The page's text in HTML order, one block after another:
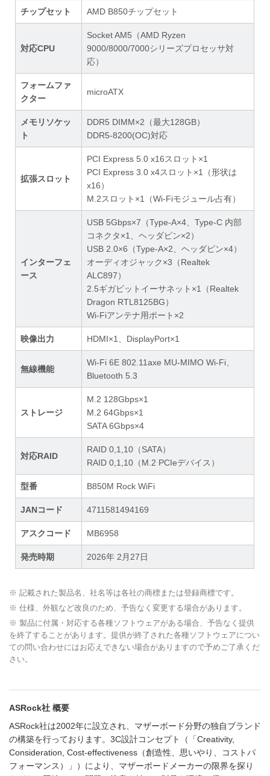
チップセット AMD B850チップセット
対応CPU
Socket AM5（AMD Ryzen
9000/8000/7000シリーズプロセッサ対
応）
フォームファ
クター
microATX
メモリソケッ
ト
DDR5 DIMM×2（最大128GB）
DDR5-8200(OC)対応
拡張スロット
PCI Express 5.0 x16スロット×1
PCI Express 3.0 x4スロット×1（形状は
x16）
M.2スロット×1（Wi-Fiモジュール占有）
インターフェ
ース
USB 5Gbps×7（Type-A×4、Type-C 内部
コネクタ×1、ヘッダピン×2）
USB 2.0×6（Type-A×2、ヘッダピン×4）
オーディオジャック×3（Realtek
ALC897）
2.5ギガビットイーサネット×1（Realtek
Dragon RTL8125BG）
Wi-Fiアンテナ用ポート×2
映像出力 HDMI×1、DisplayPort×1
無線機能
Wi-Fi 6E 802.11axe MU-MIMO Wi-Fi、
Bluetooth 5.3
ストレージ
M.2 128Gbps×1
M.2 64Gbps×1
SATA 6Gbps×4
対応RAID
RAID 0,1,10（SATA）
RAID 0,1,10（M.2 PCIeデバイス）
型番 B850M Rock WiFi
JANコード 4711581494169
アスクコード MB6958
発売時期 2026年 2月27日
※ 記載された製品名、社名等は各社の商標または登録商標です。
※ 仕様、外観など改良のため、予告なく変更する場合があります。
※ 製品に付属・対応する各種ソフトウェアがある場合、予告なく提供
を終了することがあります。提供が終了された各種ソフトウェアについ
ての問い合わせにはお応えできない場合がありますので予めご了承くだ
さい。
ASRock社 概要
ASRock社は2002年に設立され、マザーボード分野の独自ブランド
の構築を行っております。3C設計コンセプト（「Creativity,
Consideration, Cost-effectiveness（創造性、思いやり、コストパ
フォーマンス）」）により、マザーボードメーカーの限界を探り